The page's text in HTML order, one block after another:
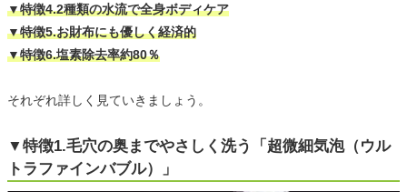
▼特徴4.2種類の水流で全身ボディケア
▼特徴5.お財布にも優しく経済的
▼特徴6.塩素除去率約80％
それぞれ詳しく見ていきましょう。
▼特徴1.毛穴の奥までやさしく洗う「超微細気泡（ウル
トラファインバブル）」